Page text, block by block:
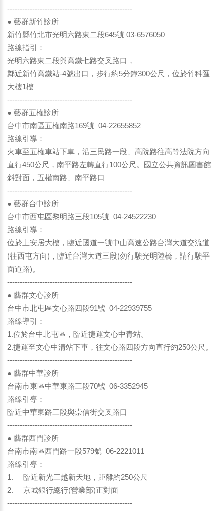
--------------------------------------------------
● 藝群新竹診所
新竹縣竹北市光明六路東二段645號 03-6576050
路線指引：
光明六路東二段與高鐵七路交叉路口，
鄰近新竹高鐵站-4號出口，步行約5分鐘300公尺，位於竹科匯
大樓1樓
--------------------------------------------------
● 藝群五權診所
台中市南區五權南路169號 04-22655852
路線引導：
火車至五權車站下車，沿三民路一段、高院路往高等法院方向
直行450公尺，南平路左轉直行100公尺。國立公共資訊圖書館
斜對面，五權南路、南平路口
--------------------------------------------------
● 藝群台中診所
台中市西屯區黎明路三段105號 04-24522230
路線引導：
位於上安居大樓，臨近國道一號中山高速公路台灣大道交流道
(往西屯方向)，臨近台灣大道三段(勿行駛光明陸橋，請行駛平
面道路)。
--------------------------------------------------
● 藝群文心診所
台中市北屯區文心路四段91號 04-22939755
路線導引：
1.位於台中北屯區，臨近捷運文心中青站。
2.捷運至文心中清站下車，往文心路四段方向直行約250公尺。
--------------------------------------------------
● 藝群中華診所
台南市東區中華東路三段70號 06-3352945
路線引導：
臨近中華東路三段與崇信街交叉路口
--------------------------------------------------
● 藝群西門診所
台南市南區西門路一段579號 06-2221011
路線引導：
1. 臨近新光三越新天地，距離約250公尺
2. 京城銀行總行(營業部)正對面
--------------------------------------------------